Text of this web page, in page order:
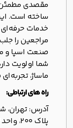
مقصدی مطمئن
ساخته است. این
خدمات
مراجعین را
صنعت اسپا و
شما اولویت
ماساژ،
راه های ارتباطی:
آدرس: تهران،
پلاک 200، واحد 3